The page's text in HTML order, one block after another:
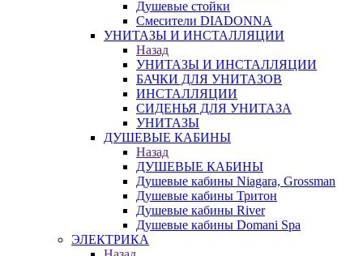
Душевые стойки
Смесители DIADONNA
УНИТАЗЫ И ИНСТАЛЛЯЦИИ
Назад
УНИТАЗЫ И ИНСТАЛЛЯЦИИ
БАЧКИ ДЛЯ УНИТАЗОВ
ИНСТАЛЛЯЦИИ
СИДЕНЬЯ ДЛЯ УНИТАЗА
УНИТАЗЫ
ДУШЕВЫЕ КАБИНЫ
Назад
ДУШЕВЫЕ КАБИНЫ
Душевые кабины Niagara, Grossman
Душевые кабины Тритон
Душевые кабины River
Душевые кабины Domani Spa
ЭЛЕКТРИКА